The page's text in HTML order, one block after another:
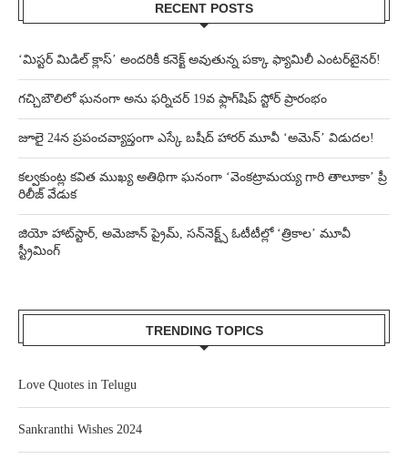
RECENT POSTS
‘మిస్టర్ మిడిల్ క్లాస్’ అందరికీ కనెక్ట్ అవుతున్న పక్కా ఫ్యామిలీ ఎంటర్‌టైనర్!
గచ్చిబౌలిలో ఘనంగా అను ఫర్నిచర్ 19వ ఫ్లాగ్‌షిప్ స్టోర్ ప్రారంభం
జూలై 24న ప్రపంచవ్యాప్తంగా ఎస్కే బషీద్‌ హారర్ మూవీ ‘అమెన్’ విడుదల!
కల్వకుంట్ల కవిత ముఖ్య అతిథిగా ఘనంగా ‘వెంకట్రామయ్య గారి తాలూకా’ ప్రీ
రిలీజ్ వేడుక
జియో హాట్‌స్టార్, అమెజాన్ ప్రైమ్, సన్‌నెక్ట్స్ ఓటీటీల్లో ‘త్రికాల’ మూవీ
స్ట్రీమింగ్
TRENDING TOPICS
Love Quotes in Telugu
Sankranthi Wishes 2024